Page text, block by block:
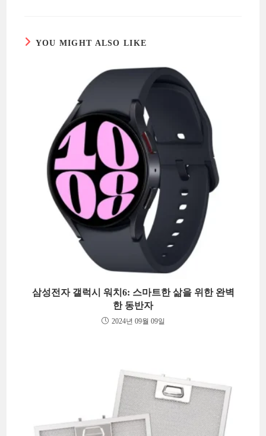
YOU MIGHT ALSO LIKE
삼성전자 갤럭시 워치6: 스마트한 삶을 위한 완벽
한 동반자
2024년 09월 09일